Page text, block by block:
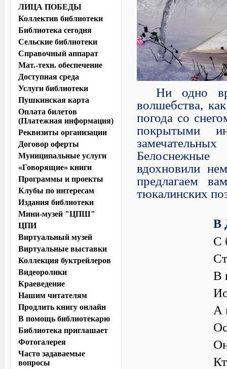
Ни одно
волшебства,
погода со
покрытыми
вдохновили
предлагаем
тюкалинских
В
С
В
А
ЛИЦА ПОБЕДЫ
Коллектив библиотеки
Библиотека сегодня
Сельские библиотеки
Справочный аппарат
Мат.-техн. обеспечение
Доступная среда
Услуги библиотеки
Пушкинская карта
Оплата билетов
(Платежная информация)
Реквизиты организации
Договор оферты
Муниципальные услуги
«Говорящие» книги
Программы и проекты
Клубы по интересам
Издания библиотеки
Мини-музей "ЦПШ"
ЦПИ
Виртуальный музей
Виртуальные выставки
Коллекция буктрейлеров
Видеоролики
Краеведение
Нашим читателям
Продлить книгу онлайн
В помощь библиотекарю
Библиотека приглашает
Фотогалерея
Часто задаваемые
вопросы